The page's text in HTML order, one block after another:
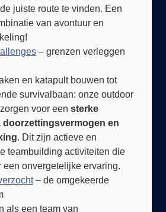
van avontuur en
en katapult bouwen tot
survivalbaan: onze outdoor
voor eensterke
doorzettingsvermogen en
. Dit zijn actieve en
teambuilding activiteiten die
een onvergetelijke ervaring.
– de omgekeerde
als een team van
en los een mysterie op! Door